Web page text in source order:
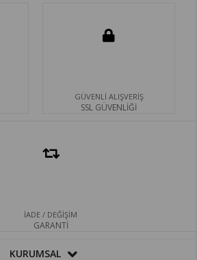
GÜVENLİ ALIŞVERİŞ
SSL GÜVENLİĞİ
İADE / DEĞİŞİM
GARANTİ
KURUMSAL